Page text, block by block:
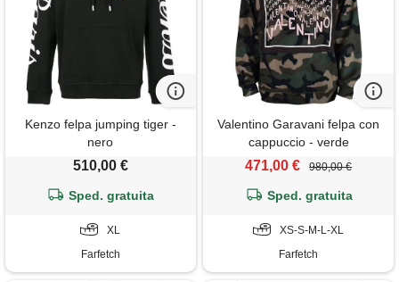
Kenzo felpa jumping tiger -
nero
510,00 €
Sped. gratuita
XL
Farfetch
Valentino Garavani felpa con
cappuccio - verde
471,00 € 980,00 €
Sped. gratuita
XS-S-M-L-XL
Farfetch